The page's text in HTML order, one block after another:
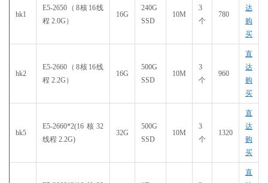
hk1
E5-2650（8核16线
程 2.0G）
16G
240G
SSD
10M
3
个
780
达
购
买
hk2
E5-2660（8核16线
程 2.2G）
16G
500G
SSD
10M
3
个
960
直
达
购
买
hk5
E5-2660*2(16核32
线程 2.2G)
32G
500G
SSD
10M
3
个
1320
直
达
购
买
直